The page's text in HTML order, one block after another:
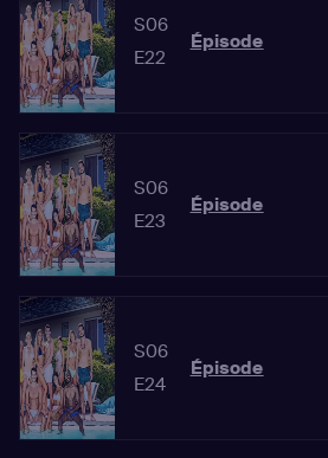
S06
E22
Épisode
S06
E23
Épisode
S06
E24
Épisode